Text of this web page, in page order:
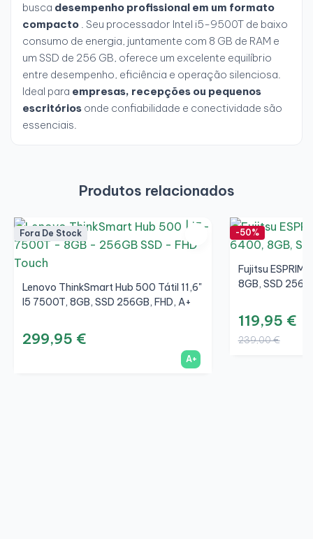
busca desempenho profissional em um formato
compacto . Seu processador Intel i5-9500T de baixo
consumo de energia, juntamente com 8 GB de RAM e
um SSD de 256 GB, oferece um excelente equilíbrio
entre desempenho, eficiência e operação silenciosa.
Ideal para empresas, recepções ou pequenos
escritórios onde confiabilidade e conectividade são
essenciais.
Produtos relacionados
Fora De Stock
Lenovo ThinkSmart Hub 500 Tátil 11,6"
I5 7500T, 8GB, SSD 256GB, FHD, A+
299,95 €
A+
-50%
Fujitsu
8GB, SSD
119,95 €
239,00 €